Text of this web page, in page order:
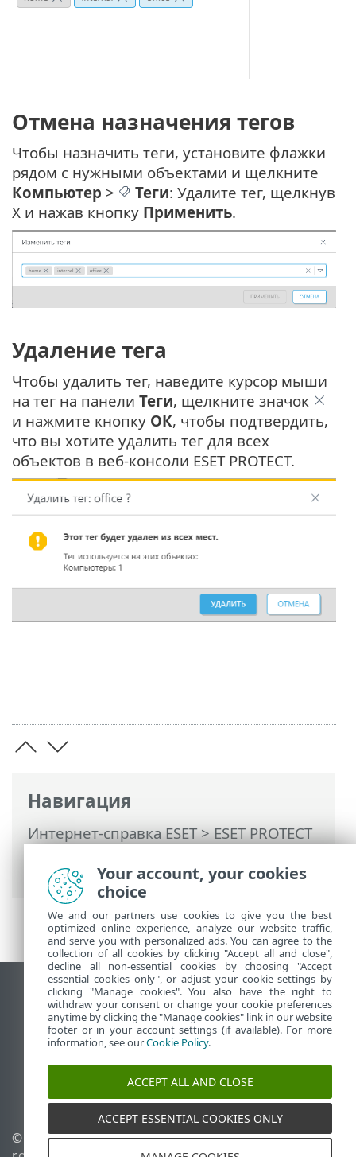
Навигация
Интернет-справка ESET>ESET PROTECT
PROTECT
> Теги
Отмена назначения тегов
Чтобы назначить теги, установите флажки
рядом с нужными объектами и щелкните
Компьютер > Теги: Удалите тег, щелкнув
X и нажав кнопку Применить.
Удаление тега
Чтобы удалить тег, наведите курсор мыши
на тег на панели Теги, щелкните значок
и нажмите кнопку ОК, чтобы подтвердить,
что вы хотите удалить тег для всех
объектов в веб-консоли ESET PROTECT.
Использовать сайт для ПК
End of Life
База знаний ESET
ESET Status Portal
Региональная поддержка
© 1992 - 2026 ESET, spol. s
Управлять файлами
Your account, your cookies
choice
We and our partners use cookies to give you the best
optimized online experience, analyze our website traffic,
and serve you with personalized ads. You can agree to the
collection of all cookies by clicking "Accept all and close",
decline all non-essential cookies by choosing "Accept
essential cookies only", or adjust your cookie settings by
clicking "Manage cookies". You also have the right to
withdraw your consent or change your cookie preferences
anytime by clicking the "Manage cookies" link in our website
footer or in your account settings (if available). For more
information, see ourCookie Policy.
ACCEPT ALL AND CLOSE
ACCEPT ESSENTIAL COOKIES ONLY